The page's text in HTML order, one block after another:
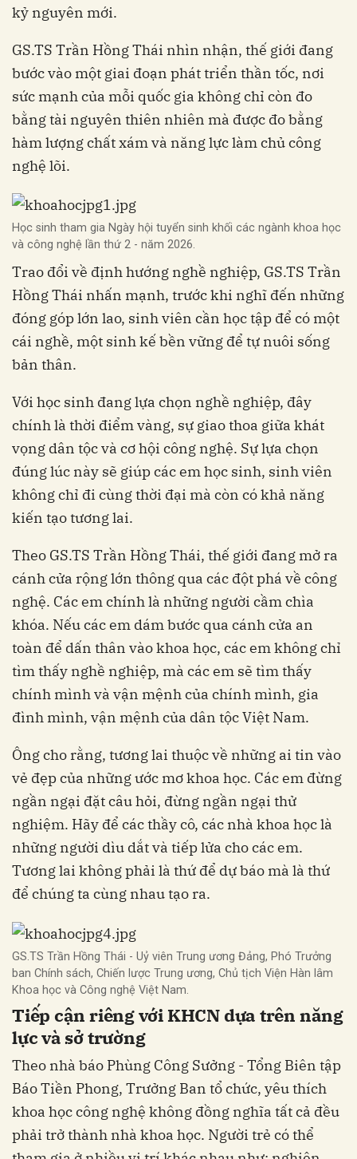
kỷ nguyên mới.
GS.TS Trần Hồng Thái nhìn nhận, thế giới đang
bước vào một giai đoạn phát triển thần tốc, nơi
sức mạnh của mỗi quốc gia không chỉ còn đo
bằng tài nguyên thiên nhiên mà được đo bằng
hàm lượng chất xám và năng lực làm chủ công
nghệ lõi.
Học sinh tham gia Ngày hội tuyển sinh khối các ngành khoa học
và công nghệ lần thứ 2 - năm 2026.
Trao đổi về định hướng nghề nghiệp, GS.TS Trần
Hồng Thái nhấn mạnh, trước khi nghĩ đến những
đóng góp lớn lao, sinh viên cần học tập để có một
cái nghề, một sinh kế bền vững để tự nuôi sống
bản thân.
Với học sinh đang lựa chọn nghề nghiệp, đây
chính là thời điểm vàng, sự giao thoa giữa khát
vọng dân tộc và cơ hội công nghệ. Sự lựa chọn
đúng lúc này sẽ giúp các em học sinh, sinh viên
không chỉ đi cùng thời đại mà còn có khả năng
kiến tạo tương lai.
Theo GS.TS Trần Hồng Thái, thế giới đang mở ra
cánh cửa rộng lớn thông qua các đột phá về công
nghệ. Các em chính là những người cầm chìa
khóa. Nếu các em dám bước qua cánh cửa an
toàn để dấn thân vào khoa học, các em không chỉ
tìm thấy nghề nghiệp, mà các em sẽ tìm thấy
chính mình và vận mệnh của chính mình, gia
đình mình, vận mệnh của dân tộc Việt Nam.
Ông cho rằng, tương lai thuộc về những ai tin vào
vẻ đẹp của những ước mơ khoa học. Các em đừng
ngần ngại đặt câu hỏi, đừng ngần ngại thử
nghiệm. Hãy để các thầy cô, các nhà khoa học là
những người dìu dắt và tiếp lửa cho các em.
Tương lai không phải là thứ để dự báo mà là thứ
để chúng ta cùng nhau tạo ra.
GS.TS Trần Hồng Thái - Uỷ viên Trung ương Đảng, Phó Trưởng
ban Chính sách, Chiến lược Trung ương, Chủ tịch Viện Hàn lâm
Khoa học và Công nghệ Việt Nam.
Tiếp cận riêng với KHCN dựa trên năng
lực và sở trường
Theo nhà báo Phùng Công Sưởng - Tổng Biên tập
Báo Tiền Phong, Trưởng Ban tổ chức, yêu thích
khoa học công nghệ không đồng nghĩa tất cả đều
phải trở thành nhà khoa học. Người trẻ có thể